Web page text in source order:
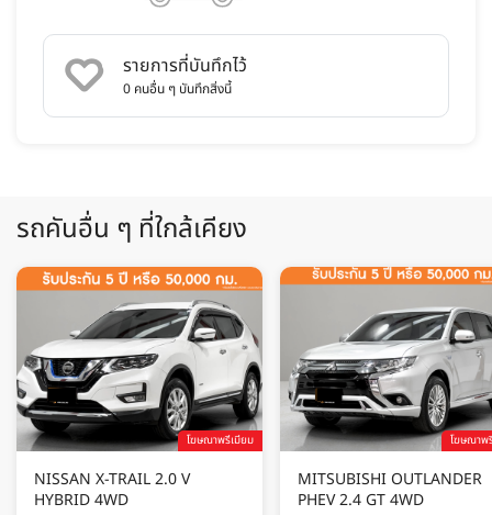
รายการที่บันทึกไว้
0 คนอื่น ๆ บันทึกสิ่งนี้
รถคันอื่น ๆ ที่ใกล้เคียง
โฆษณาพรีเมียม
NISSAN X-TRAIL 2.0 V
HYBRID 4WD
โฆษณาพ
MITSUBISHI OUTLANDER
PHEV 2.4 GT 4WD